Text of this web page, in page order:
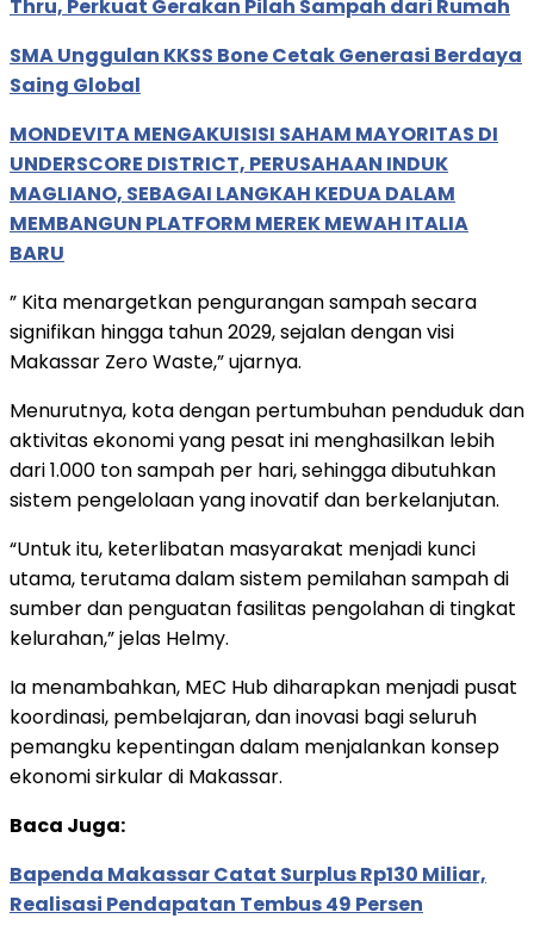
Thru, Perkuat Gerakan Pilah Sampah dari Rumah
SMA Unggulan KKSS Bone Cetak Generasi Berdaya
Saing Global
MONDEVITA MENGAKUISISI SAHAM MAYORITAS DI
UNDERSCORE DISTRICT, PERUSAHAAN INDUK
MAGLIANO, SEBAGAI LANGKAH KEDUA DALAM
MEMBANGUN PLATFORM MEREK MEWAH ITALIA
BARU
” Kita menargetkan pengurangan sampah secara
signifikan hingga tahun 2029, sejalan dengan visi
Makassar Zero Waste,” ujarnya.
Menurutnya, kota dengan pertumbuhan penduduk dan
aktivitas ekonomi yang pesat ini menghasilkan lebih
dari 1.000 ton sampah per hari, sehingga dibutuhkan
sistem pengelolaan yang inovatif dan berkelanjutan.
“Untuk itu, keterlibatan masyarakat menjadi kunci
utama, terutama dalam sistem pemilahan sampah di
sumber dan penguatan fasilitas pengolahan di tingkat
kelurahan,” jelas Helmy.
Ia menambahkan, MEC Hub diharapkan menjadi pusat
koordinasi, pembelajaran, dan inovasi bagi seluruh
pemangku kepentingan dalam menjalankan konsep
ekonomi sirkular di Makassar.
Baca Juga:
Bapenda Makassar Catat Surplus Rp130 Miliar,
Realisasi Pendapatan Tembus 49 Persen